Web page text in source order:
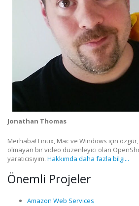
Jonathan Thomas
Merhaba! Linux, Mac ve Windows için
olmayan bir video düzenleyici olan
yaratıcısıyım. Hakkımda daha fazla bilgi...
Önemli Projeler
Amazon Web Services